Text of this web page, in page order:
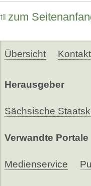
zum
Übersicht Kontakt
Herausgeber
Sächsische
Verwandte Portale
Medienservice